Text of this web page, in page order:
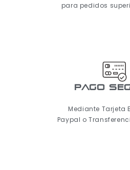
para pedidos
pago
Mediante Tarjeta
Paypal o